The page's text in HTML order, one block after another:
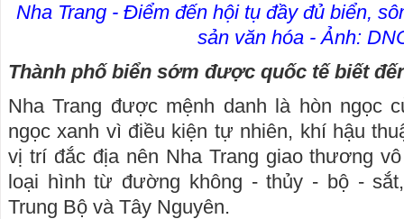
Nha Trang - Điểm đến hội tụ đầy đủ biển,
sản văn hóa - Ảnh:
Thành phố biển sớm được quốc tế biết
Nha Trang được mệnh danh là hòn ngọc
ngọc xanh vì điều kiện tự nhiên, khí hậu
vị trí đắc địa nên Nha Trang giao thương
loại hình từ đường không - thủy - bộ -
Trung Bộ và Tây Nguyên.